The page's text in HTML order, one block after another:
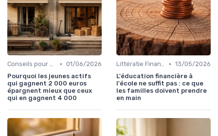
Conseils pour Jeunes Adultes • 01/06/2026
Pourquoi les jeunes actifs
qui gagnent 2 000 euros
épargnent mieux que ceux
qui en gagnent 4 000
Littératie Financière pour Enfants • 13/05/2026
L'éducation financière à
l'école ne suffit pas : ce que
les familles doivent prendre
en main